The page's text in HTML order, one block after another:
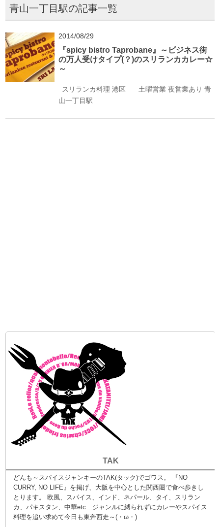
青山一丁目駅の記事一覧
2014/08/29
『spicy bistro Taprobane』～ビジネス街
の万人受けタイプ(？)のスリランカカレー☆
～
スリランカ料理 港区 土曜営業 夜営業あり 青
山一丁目駅
TAK
どんも～スパイスジャンキーのTAK(タック)でゴワス。 『NO
CURRY, NO LIFE』を掲げ、大阪を中心とした関西圏で食べ歩きし
とります。 欧風、スパイス、インド、ネパール、タイ、スリラン
カ、パキスタン、中華etc…ジャンルに縛られずにカレーやスパイス
料理を追い求めて今日も東奔西走～(・ω・)